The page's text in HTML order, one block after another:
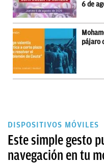
6 de
pájaro
DISPOSITIVOS MÓVILES
Este simple gesto
navegación en tu